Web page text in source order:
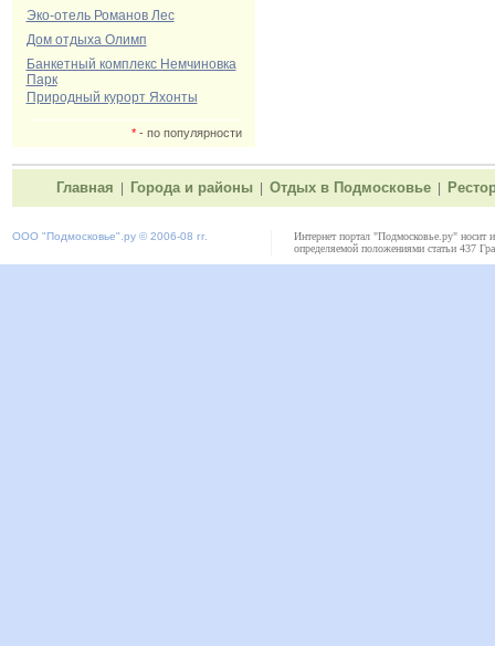
Эко-отель Романов Лес
Дом отдыха Олимп
Банкетный комплекс Немчиновка
Парк
Природный курорт Яхонты
*- по популярности
Главная Города и районы Отдых в Подмосковье
ООО "Подмосковье" .ру © 2006-08 гг.
Интернет портал "Подмосковье.ру" носит
определяемой положениями статьи 437